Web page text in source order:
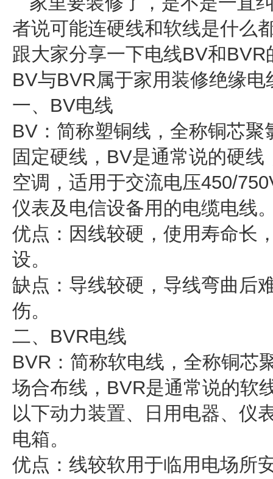
者说可能连硬线和软线是什么
跟大家分享一下电线BV和
BV与BVR属于家用装修绝缘电
一、BV电线
BV：简称塑铜线，全称铜芯
固定硬线，BV是通常说的硬
空调，适用于交流电压450/
仪表及电信设备用的电缆电线
优点：因线较硬，使用寿命长
设。
缺点：导线较硬，导线弯曲后
伤。
二、BVR电线
BVR：简称软电线，全称铜芯
场合布线，BVR是通常说的软
以下动力装置、日用电器、仪
电箱。
优点：线较软用于临用电场所